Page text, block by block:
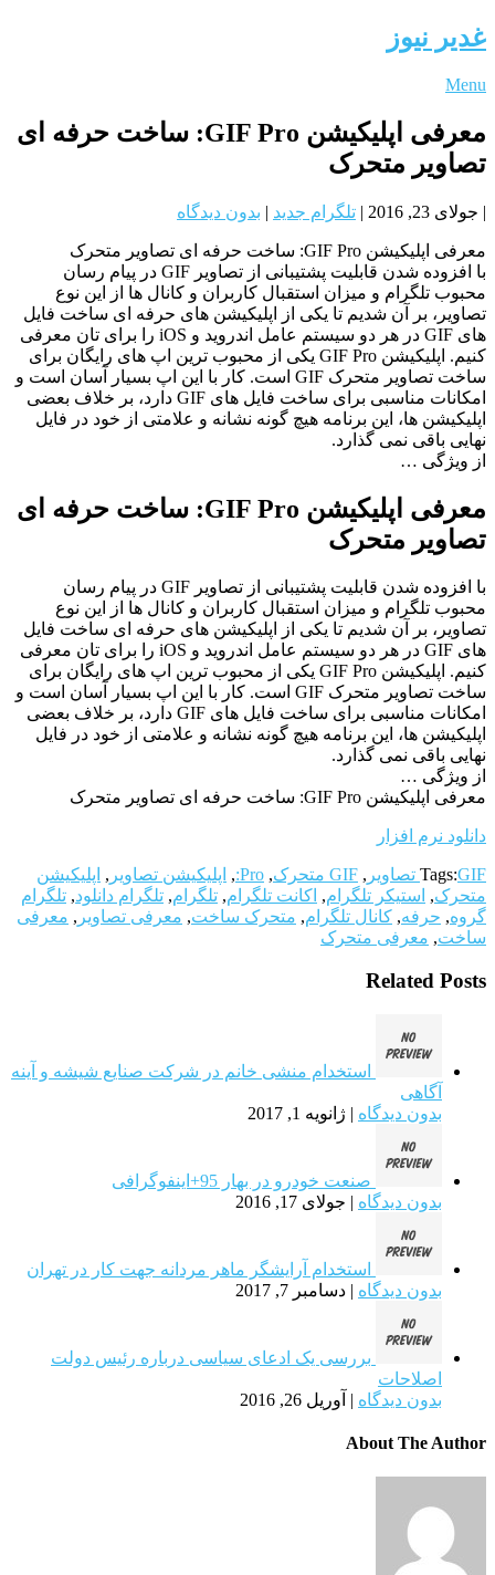
غدیر نیوز
Menu
معرفی اپلیکیشن GIF Pro: ساخت حرفه ای
تصاویر متحرک
| جولای 23, 2016 | تلگرام جدید | بدون دیدگاه
معرفی اپلیکیشن GIF Pro: ساخت حرفه ای تصاویر متحرک
با افزوده شدن قابلیت پشتیبانی از تصاویر GIF در پیام رسان
محبوب تلگرام و میزان استقبال کاربران و کانال ها از این نوع
تصاویر، بر آن شدیم تا یکی از اپلیکیشن های حرفه ای ساخت فایل
های GIF در هر دو سیستم عامل اندروید و iOS را برای تان معرفی
کنیم. اپلیکیشن GIF Pro یکی از محبوب ترین اپ های رایگان برای
ساخت تصاویر متحرک GIF است. کار با این اپ بسیار آسان است و
امکانات مناسبی برای ساخت فایل های GIF دارد، بر خلاف بعضی
اپلیکیشن ها، این برنامه هیچ گونه نشانه و علامتی از خود در فایل
نهایی باقی نمی گذارد.
از ویژگی …
معرفی اپلیکیشن GIF Pro: ساخت حرفه ای
تصاویر متحرک
با افزوده شدن قابلیت پشتیبانی از تصاویر GIF در پیام رسان
محبوب تلگرام و میزان استقبال کاربران و کانال ها از این نوع
تصاویر، بر آن شدیم تا یکی از اپلیکیشن های حرفه ای ساخت فایل
های GIF در هر دو سیستم عامل اندروید و iOS را برای تان معرفی
کنیم. اپلیکیشن GIF Pro یکی از محبوب ترین اپ های رایگان برای
ساخت تصاویر متحرک GIF است. کار با این اپ بسیار آسان است و
امکانات مناسبی برای ساخت فایل های GIF دارد، بر خلاف بعضی
اپلیکیشن ها، این برنامه هیچ گونه نشانه و علامتی از خود در فایل
نهایی باقی نمی گذارد.
از ویژگی …
معرفی اپلیکیشن GIF Pro: ساخت حرفه ای تصاویر متحرک
دانلود نرم افزار
Tags:GIF تصاویر , GIF متحرک ,
Pro:
, اپلیکیشن تصاویر , اپلیکیشن
متحرک, استیکر تلگرام, اکانت تلگرام, تلگرام, تلگرام دانلود, تلگرام
گروه, حرفه, کانال تلگرام, متحرک ساخت, معرفی تصاویر , معرفی
ساخت, معرفی متحرک
Related Posts
استخدام منشی خانم در شرکت صنایع شیشه و آینه
آگاهی
بدون دیدگاه | ژانویه 1, 2017
صنعت خودرو در بهار 95+اینفوگرافی
بدون دیدگاه | جولای 17, 2016
استخدام آرایشگر ماهر مردانه جهت کار در تهران
بدون دیدگاه | دسامبر 7, 2017
بررسی یک ادعای سیاسی درباره رئیس دولت
اصلاحات
بدون دیدگاه | آوریل 26, 2016
About The Author